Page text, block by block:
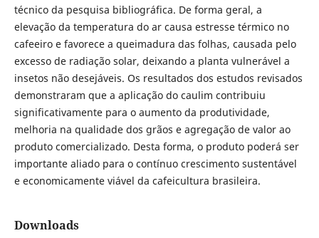
técnico da pesquisa bibliográfica. De forma geral, a
elevação da temperatura do ar causa estresse térmico no
cafeeiro e favorece a queimadura das folhas, causada pelo
excesso de radiação solar, deixando a planta vulnerável a
insetos não desejáveis. Os resultados dos estudos revisados
demonstraram que a aplicação do caulim contribuiu
significativamente para o aumento da produtividade,
melhoria na qualidade dos grãos e agregação de valor ao
produto comercializado. Desta forma, o produto poderá ser
importante aliado para o contínuo crescimento sustentável
e economicamente viável da cafeicultura brasileira.
Downloads